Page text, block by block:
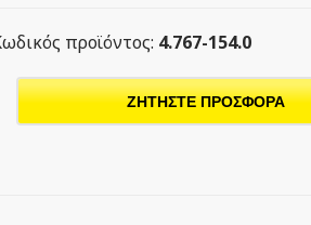
προϊόντος: 4.767-154.0
ΖΗΤΗΣΤΕ ΠΡΟΣΦΟΡΑ